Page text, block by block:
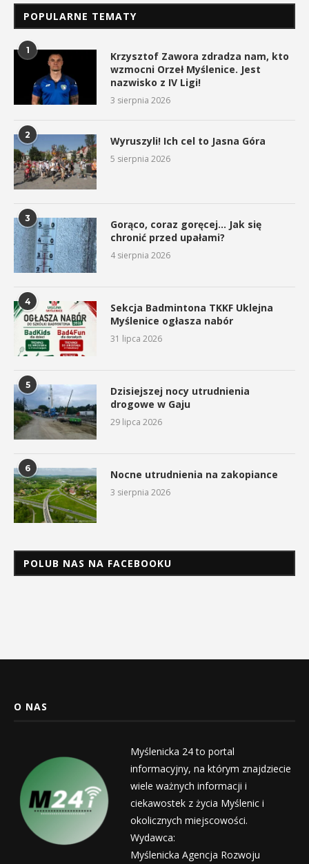
POPULARNE TEMATY
1
Krzysztof Zawora zdradza nam, kto
wzmocni Orzeł Myślenice. Jest
nazwisko z IV Ligi!
3 sierpnia 2026
2 Wyruszyli! Ich cel to Jasna Góra
5 sierpnia 2026
3
Gorąco, coraz goręcej… Jak się
chronić przed upałami?
4 sierpnia 2026
4
Sekcja Badmintona TKKF Uklejna
Myślenice ogłasza nabór
31 lipca 2026
5
Dzisiejszej nocy utrudnienia
drogowe w Gaju
29 lipca 2026
6 Nocne utrudnienia na zakopiance
3 sierpnia 2026
POLUB NAS NA FACEBOOKU
O NAS
Myślenicka 24 to portal
informacyjny, na którym znajdziecie
wiele ważnych informacji i
ciekawostek z życia Myślenic i
okolicznych miejscowości.
Wydawca:
Myślenicka Agencja Rozwoju